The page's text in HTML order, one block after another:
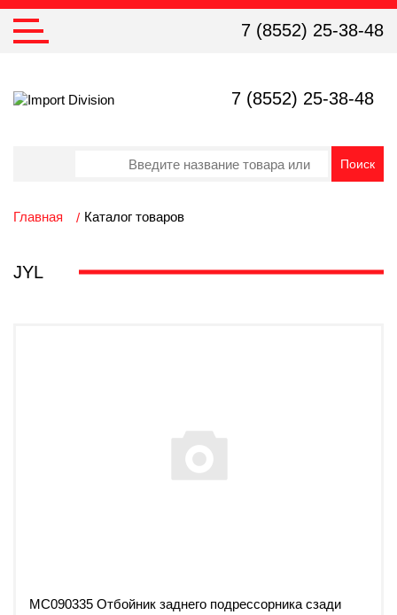
7 (8552) 25-38-48
7 (8552) 25-38-48
Главная Каталог товаров
JYL
MC090335 Отбойник заднего подрессорника сзади